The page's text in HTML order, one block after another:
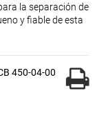
la separación de
y fiable de esta
450-04-00